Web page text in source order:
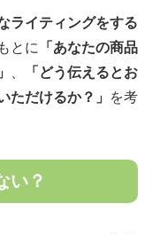
ライティングをする
とに
「あなたの商品
「どう伝えるとお
ただけるか？」
を考
い？